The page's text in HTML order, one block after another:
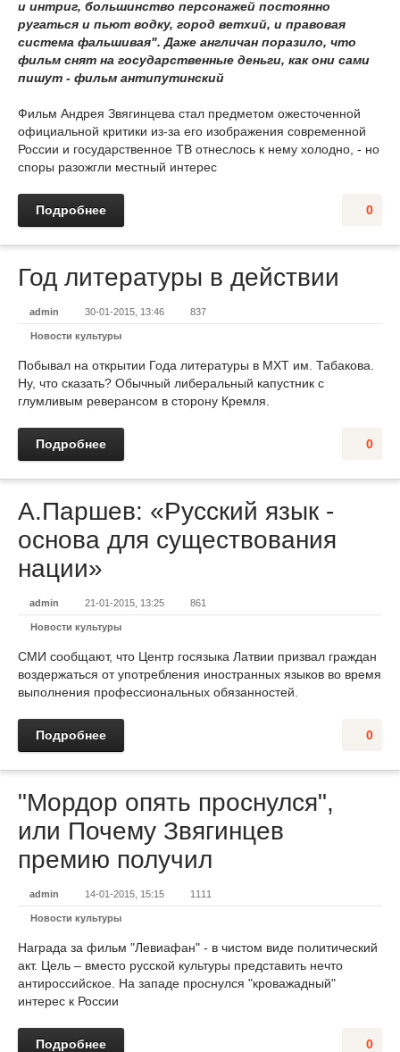
и интриг, большинство персонажей постоянно
ругаться и пьют водку, город ветхий, и правовая
система фальшивая". Даже англичан поразило, что
фильм снят на государственные деньги, как они сами
пишут - фильм антипутинский
Фильм Андрея Звягинцева стал предметом ожесточенной
официальной критики из-за его изображения современной
России и государственное ТВ отнеслось к нему холодно, - но
споры разожгли местный интерес
0
Подробнее
Год литературы в действии
admin 30-01-2015, 13:46 837
Новости культуры
Побывал на открытии Года литературы в МХТ им. Табакова.
Ну, что сказать? Обычный либеральный капустник с
глумливым реверансом в сторону Кремля.
0
Подробнее
А.Паршев: «Русский язык -
основа для существования
нации»
admin 21-01-2015, 13:25 861
Новости культуры
СМИ сообщают, что Центр госязыка Латвии призвал граждан
воздержаться от употребления иностранных языков во время
выполнения профессиональных обязанностей.
0
Подробнее
"Мордор опять проснулся",
или Почему Звягинцев
премию получил
admin 14-01-2015, 15:15 1111
Новости культуры
Награда за фильм "Левиафан" - в чистом виде политический
акт. Цель – вместо русской культуры представить нечто
антироссийское. На западе проснулся "кроважадный"
интерес к России
0
Подробнее